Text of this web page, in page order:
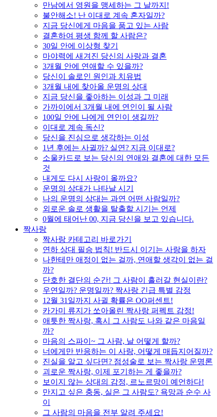
만남에서 영원을 맹세하는 그 날까지!
불안해소! 난 이대로 계속 혼자일까?
지금 당신에게 마음을 품고 있는 사람
결혼하여 평생 함께 할 사람은?
30일 안에 이상형 찾기
마야력에 새겨진 당신의 사랑과 결혼
3개월 안에 연애할 수 있을까?
당신이 솔로인 원인과 치유법
3개월 내에 찾아올 운명의 상대
지금 당신을 좋아하는 이성과 그 미래
가까이에서 3개월 내에 연인이 될 사람
100일 안에 나에게 연인이 생길까?
이대로 계속 독신?
당신을 진심으로 생각하는 이성
1년 후에는 사귈까? 실연? 지금 이대로?
소울카드로 보는 당신의 연애와 결혼에 대한 모든
것
내게도 다시 사랑이 올까요?
운명의 상대가 나타날 시기
나의 운명의 상대는 과연 어떤 사람일까?
외로운 솔로 생활을 탈출할 시기는 언제
0월에 태어난 00, 지금 당신을 보고 있습니다.
짝사랑
짝사랑 카테고리 바로가기
연하 상대 필승 법칙! 반드시 이기는 사랑을 하자
나한테만 애정이 없는 걸까, 연애할 생각이 없는 걸
까?
단호한 결단의 순간! 그 사람이 흘러갈 현실이란?
우연일까? 운명일까? 짝사랑 긴급 특별 감정
12월 31일까지 사귈 확률은 OO퍼센트!
카가미 류지가 쏘아올린 짝사랑 퍼펙트 감정!
애틋한 짝사랑, 혹시 그 사람도 나와 같은 마음일
까?
마음의 스파이~ 그 사람, 날 어떻게 할까?
너에게만 반응하는 이 사랑, 어떻게 매듭지어질까?
진실을 알고 싶다면? 점성술로 보는 짝사랑 운명론
괴로운 짝사랑, 이제 포기하는 게 좋을까?
보이지 않는 상대의 감정, 르노르망이 예언하다!
만지고 싶은 충동, 실은 그 사람도? 욕망과 순수 사
이
그 사람의 마음을 전부 알려 주세요!